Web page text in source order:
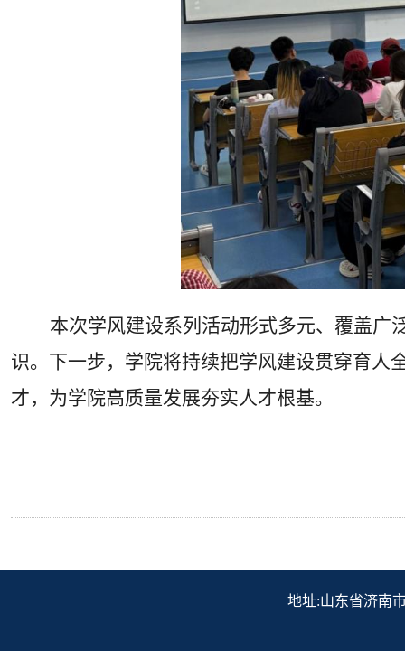
本次学风建设系列活动形式多元、覆盖广
识。下一步，学院将持续把学风建设贯穿育人
才，为学院高质量发展夯实人才根基。
地址:山东省济南